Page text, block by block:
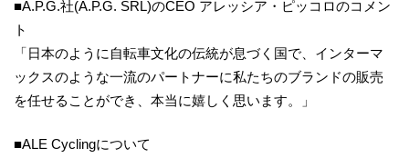
■A.P.G.社(A.P.G. SRL)のCEO アレッシア・ピッコロのコメン
ト
「日本のように自転車文化の伝統が息づく国で、インターマ
ックスのような一流のパートナーに私たちのブランドの販売
を任せることができ、本当に嬉しく思います。」
■ALE Cyclingについて